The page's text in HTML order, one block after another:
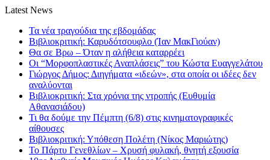
Latest News
Τα νέα τραγούδια της εβδομάδας
Βιβλιοκριτική: Καρυδότσουφλο (Ίαν ΜακΓιούαν)
Θα σε Βρω – Όταν η αλήθεια καταρρέει
Οι “Μορφοπλαστικές Αναπλάσεις” του Κώστα Ευαγγελάτου
Γιώργος Δήμος: Διηγήματα «ιδεών», στα οποία οι ιδέες δεν
αναλύονται
Βιβλιοκριτική: Στα χρόνια της ντροπής (Ευθυμία
Αθανασιάδου)
Τι θα δούμε την Πέμπτη (6/8) στις κινηματογραφικές
αίθουσες
Βιβλιοκριτική: Υπόθεση Πολέτη (Νίκος Μαριώτης)
Το Πάρτυ Γενεθλίων – Χρυσή φυλακή, θνητή εξουσία